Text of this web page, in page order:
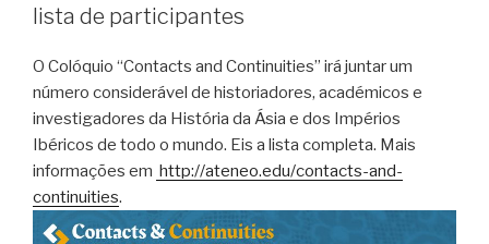
lista de participantes
O Colóquio “Contacts and Continuities” irá juntar um
número considerável de historiadores, académicos e
investigadores da História da Ásia e dos Impérios
Ibéricos de todo o mundo. Eis a lista completa. Mais
informações em http://ateneo.edu/contacts-and-
continuities.